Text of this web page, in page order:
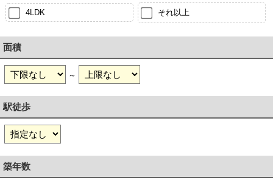
4LDK それ以上
面積
～
駅徒歩
築年数